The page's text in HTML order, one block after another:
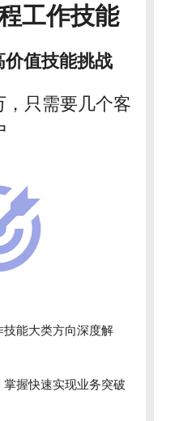
工作技能
值技能挑战
只需要几个客
能大类方向深度解
握快速实现业务突破